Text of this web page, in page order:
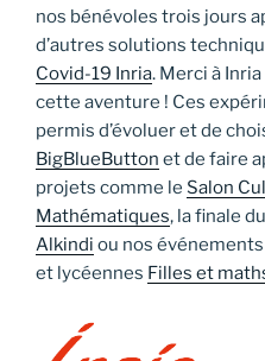
nos bénévoles trois jours
d’autres solutions
Covid-19 Inria. Merci à
cette aventure ! Ces
permis d’évoluer et de
BigBlueButton et de faire
projets comme le Salon
Mathématiques, la finale du
Alkindi ou nos
et lycéennes Filles et